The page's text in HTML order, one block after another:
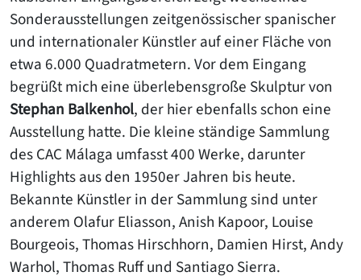
Sonderausstellungen zeitgenössischer spanischer
und internationaler Künstler auf einer Fläche von
etwa 6.000 Quadratmetern. Vor dem Eingang
begrüßt mich eine überlebensgroße Skulptur von
Stephan Balkenhol, der hier ebenfalls schon eine
Ausstellung hatte. Die kleine ständige Sammlung
des CAC Málaga umfasst 400 Werke, darunter
Highlights aus den 1950er Jahren bis heute.
Bekannte Künstler in der Sammlung sind unter
anderem Olafur Eliasson, Anish Kapoor, Louise
Bourgeois, Thomas Hirschhorn, Damien Hirst, Andy
Warhol, Thomas Ruff und Santiago Sierra.